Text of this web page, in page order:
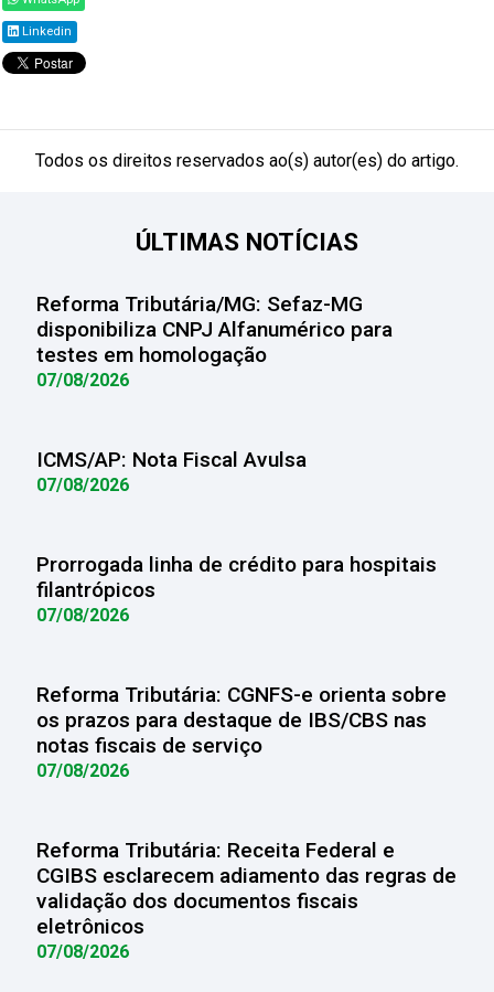
Linkedin
Todos os direitos reservados ao(s) autor(es) do artigo.
ÚLTIMAS NOTÍCIAS
Reforma Tributária/MG: Sefaz-MG
disponibiliza CNPJ Alfanumérico para
testes em homologação
07/08/2026
ICMS/AP: Nota Fiscal Avulsa
07/08/2026
Prorrogada linha de crédito para hospitais
filantrópicos
07/08/2026
Reforma Tributária: CGNFS-e orienta sobre
os prazos para destaque de IBS/CBS nas
notas fiscais de serviço
07/08/2026
Reforma Tributária: Receita Federal e
CGIBS esclarecem adiamento das regras de
validação dos documentos fiscais
eletrônicos
07/08/2026